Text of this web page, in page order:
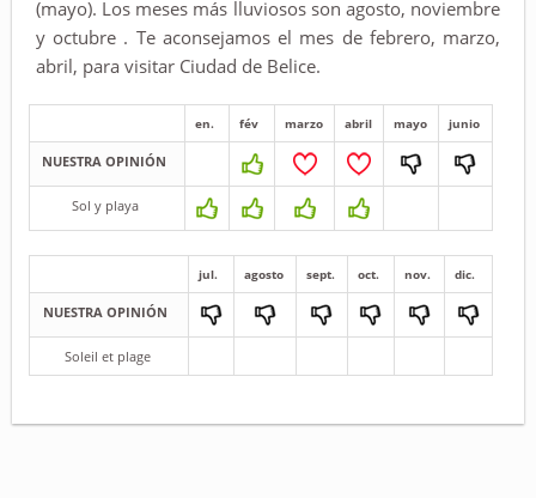
(mayo). Los meses más lluviosos son agosto, noviembre
y octubre . Te aconsejamos el mes de febrero, marzo,
abril, para visitar Ciudad de Belice.
en. fév marzo abril mayo junio
NUESTRA OPINIÓN
Sol y playa
jul. agosto sept. oct. nov. dic.
NUESTRA OPINIÓN
Soleil et plage